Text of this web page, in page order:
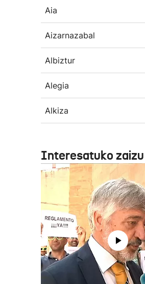
Aia
Aizarnazabal
Albiztur
Alegia
Alkiza
Interesatuko zaizu